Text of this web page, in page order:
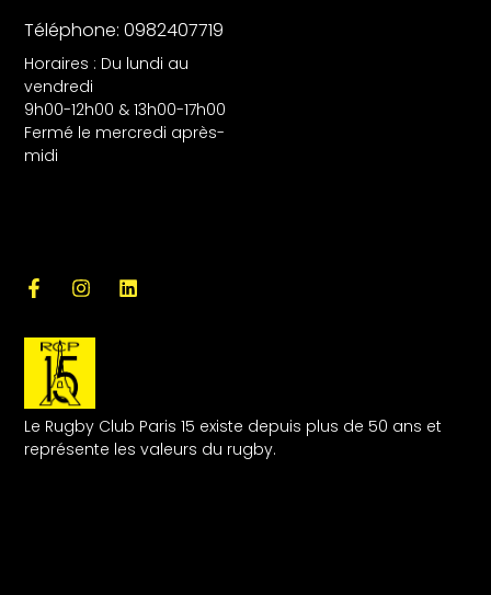
Le Rugby Club Paris 15 existe depuis plus de 50 ans et
représente les valeurs du rugby.
Téléphone: 0982407719
Horaires : Du lundi au
vendredi
9h00-12h00 & 13h00-17h00
Fermé le mercredi après-
midi